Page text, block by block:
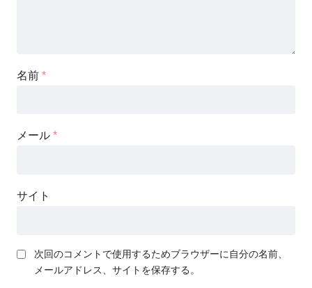
名前 *
メール *
サイト
次回のコメントで使用するためブラウザーに自分の名前、
メールアドレス、サイトを保存する。